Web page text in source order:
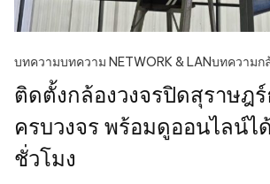
บทความบทความ NETWORK & LANบทความก
ติดตั้งกล้องวงจรปิดสุราษฎ
ครบวงจร พร้อมดูออนไลน์
ชั่วโมง